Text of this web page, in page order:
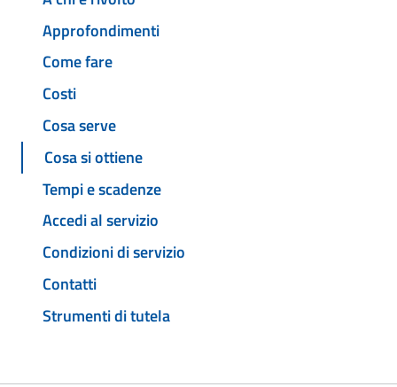
Approfondimenti
Come fare
Costi
Cosa serve
Cosa si ottiene
Tempi e scadenze
Accedi al servizio
Condizioni di servizio
Contatti
Strumenti di tutela